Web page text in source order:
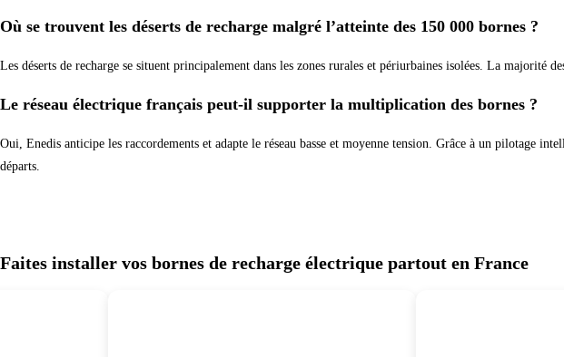
Où se trouvent les déserts de recharge malgré l’atteinte des 150 000 bornes ?
Les déserts de recharge se situent principalement dans les zones rurales et périurbaines isolées. La majorité
Le réseau électrique français peut-il supporter la multiplication des bornes ?
Oui, Enedis anticipe les raccordements et adapte le réseau basse et moyenne tension. Grâce à un pilotage
départs.
Faites installer vos bornes de recharge électrique partout en France